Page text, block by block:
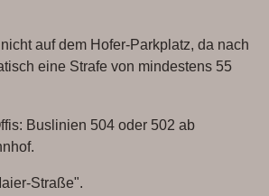
auf dem Hofer-Parkplatz, da nach
eine Strafe von mindestens 55
Buslinien 504 oder 502 ab
Straße".